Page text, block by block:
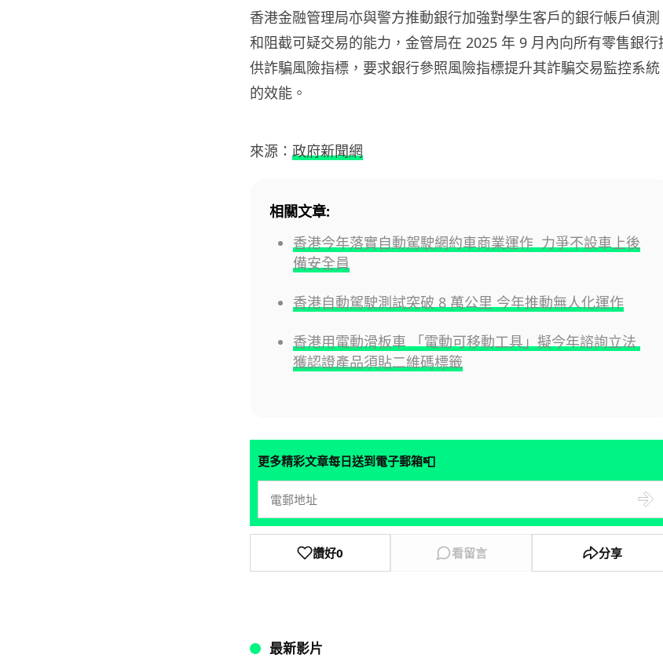
香港金融管理局亦與警方推動銀行加強對學生客戶的銀行帳戶偵測
和阻截可疑交易的能力，金管局在 2025 年 9 月內向所有零售銀行
供詐騙風險指標，要求銀行參照風險指標提升其詐騙交易監控系統
的效能。
來源： 政府新聞網
相關文章:
香港今年落實自動駕駛網約車商業運作 力爭不設車上後
備安全員
香港自動駕駛測試突破 8 萬公里 今年推動無人化運作
香港用電動滑板車 「電動可移動工具」擬今年諮詢立法
獲認證產品須貼二維碼標籤
更多精彩文章每日送到電子郵箱📮
讚好0 看留言 分享
最新影片